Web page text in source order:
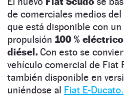
de comerciales medios del
que está disponible con
propulsión 100 % eléctrico
diésel. Con esto se
vehículo comercial de Fiat
también disponible en
uniéndose al Fiat E-Ducato.